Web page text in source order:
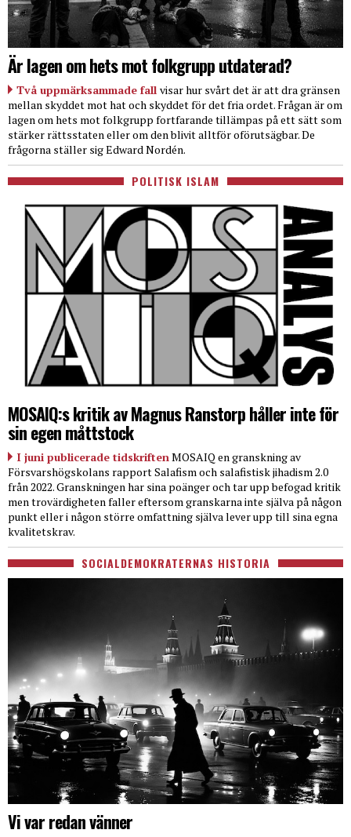
Är lagen om hets mot folkgrupp utdaterad?
Två uppmärksammade fall visar hur svårt det är att dra gränsen
mellan skyddet mot hat och skyddet för det fria ordet. Frågan är om
lagen om hets mot folkgrupp fortfarande tillämpas på ett sätt som
stärker rättsstaten eller om den blivit alltför oförutsägbar. De
frågorna ställer sig Edward Nordén.
POLITISK ISLAM
MOSAIQ:s kritik av Magnus Ranstorp håller inte för
sin egen måttstock
I juni publicerade tidskriftenMOSAIQ en granskning av
Försvarshögskolans rapport Salafism och salafistisk jihadism 2.0
från 2022. Granskningen har sina poänger och tar upp befogad kritik
men trovärdigheten faller eftersom granskarna inte själva på någon
punkt eller i någon större omfattning själva lever upp till sina egna
kvalitetskrav.
SOCIALDEMOKRATERNAS HISTORIA
Vi var redan vänner